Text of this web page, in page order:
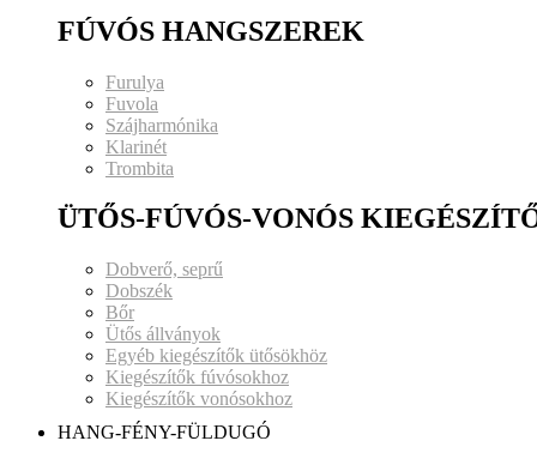
FÚVÓS HANGSZEREK
Furulya
Fuvola
Szájharmónika
Klarinét
Trombita
ÜTŐS-FÚVÓS-VONÓS
Dobverő, seprű
Dobszék
Bőr
Ütős állványok
Egyéb kiegészítők ütősökhöz
Kiegészítők fúvósokhoz
Kiegészítők vonósokhoz
HANG-FÉNY-FÜLDUGÓ